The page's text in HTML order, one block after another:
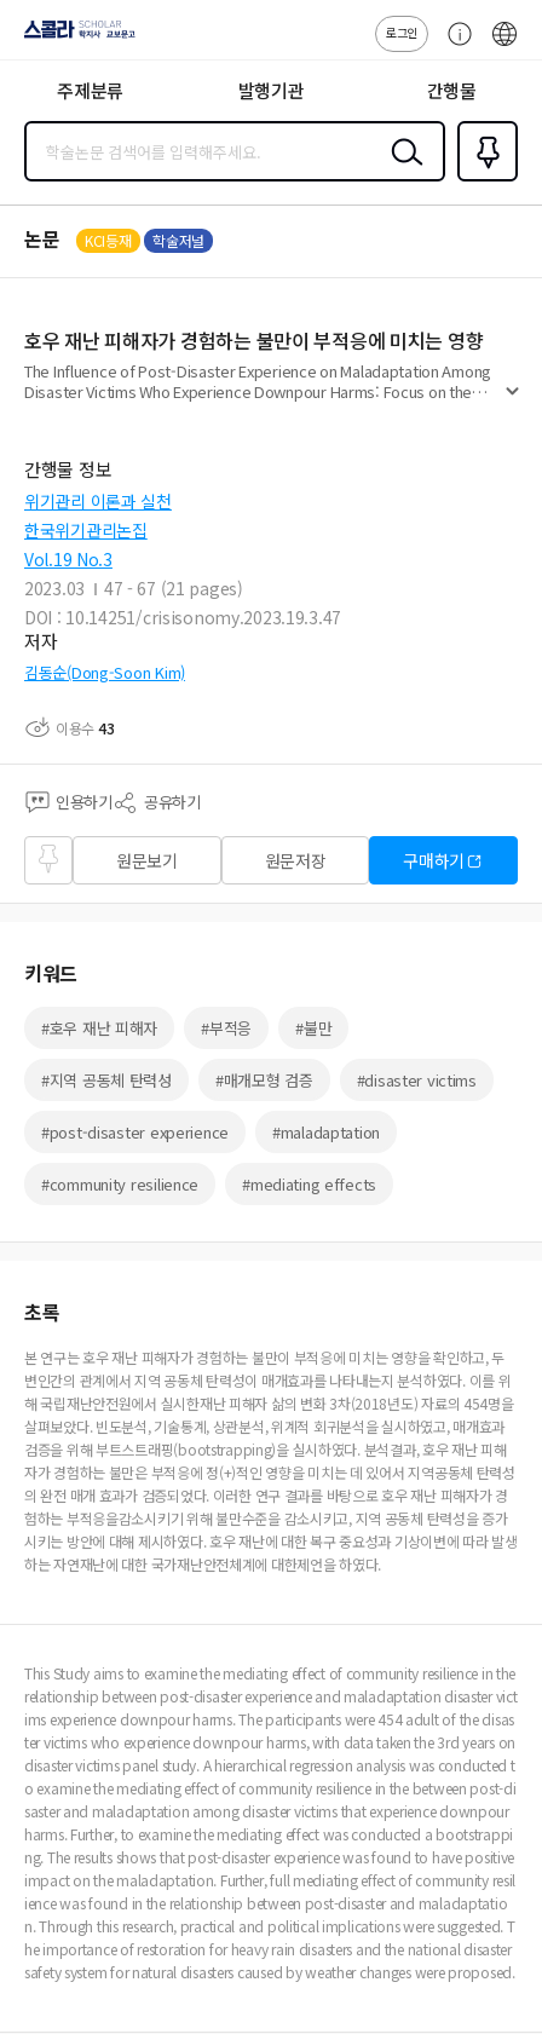
지사·교보문고
로그인
센
주제분류 발행기관 간행물
검색
즐겨찾
기0
논문 KCI등재 학술저널
호우 재난 피해자가 경험하는 불만이 부적응에 미치는 영향
The Influence of Post-Disaster Experience on Maladaptation Among
Disaster Victims Who Experience Downpour Harms: Focus on the
간행물 정보
위기관리 이론과 실천
한국위기관리논집
Vol.19 No.3
2023.03
47 - 67 (21 pages)
DOI : 10.14251/crisisonomy.2023.19.3.47
저자
김동순(Dong-Soon Kim)
이용수43
인용하기 공유하기
즐겨
찾기
원문보기 원문저장 구매하기
키워드
#호우 재난 피해자 #부적응 #불만
#지역 공동체 탄력성 #매개모형 검증 #disaster victims
#post-disaster experience #maladaptation
#community resilience #mediating effects
초록
본 연구는 호우 재난 피해자가 경험하는 불만이 부적응에 미치는 영향을 확인하고, 두
변인간의 관계에서 지역 공동체 탄력성이 매개효과를 나타내는지 분석하였다. 이를 위
해 국립재난안전원에서 실시한재난 피해자 삶의 변화 3차(2018년도) 자료의 454명을
살펴보았다. 빈도분석, 기술통계, 상관분석, 위계적 회귀분석을 실시하였고, 매개효과
검증을 위해 부트스트래핑(bootstrapping)을 실시하였다. 분석결과, 호우 재난 피해
자가 경험하는 불만은 부적응에 정(+)적인 영향을 미치는 데 있어서 지역공동체 탄력성
의 완전 매개 효과가 검증되었다. 이러한 연구 결과를 바탕으로 호우 재난 피해자가 경
험하는 부적응을감소시키기 위해 불만수준을 감소시키고, 지역 공동체 탄력성을 증가
시키는 방안에 대해 제시하였다. 호우 재난에 대한 복구 중요성과 기상이변에 따라 발생
하는 자연재난에 대한 국가재난안전체계에 대한제언을 하였다.
This Study aims to examine the mediating effect of community resilience in the
relationship between post-disaster experience and maladaptation disaster vict
ims experience downpour harms. The participants were 454 adult of the disas
ter victims who experience downpour harms, with data taken the 3rd years on
disaster victims panel study. A hierarchical regression analysis was conducted t
o examine the mediating effect of community resilience in the between post-di
saster and maladaptation among disaster victims that experience downpour
harms. Further, to examine the mediating effect was conducted a bootstrappi
ng. The results shows that post-disaster experience was found to have positive
impact on the maladaptation. Further, full mediating effect of community resil
ience was found in the relationship between post-disaster and maladaptatio
n. Through this research, practical and political implications were suggested. T
he importance of restoration for heavy rain disasters and the national disaster
safety system for natural disasters caused by weather changes were proposed.